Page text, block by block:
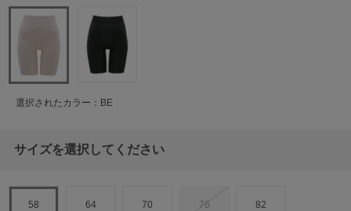
選択されたカラー：BE
サイズを選択してください
58 64 70 76 82